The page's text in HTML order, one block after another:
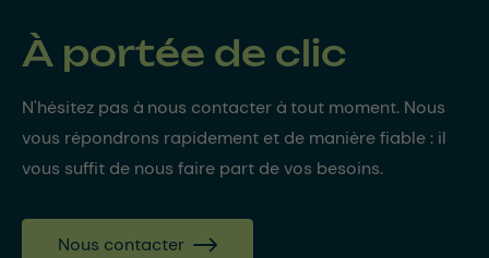
À portée de clic
N'hésitez pas à nous contacter à tout moment. Nous
vous répondrons rapidement et de manière fiable : il
vous suffit de nous faire part de vos besoins.
Nous contacter